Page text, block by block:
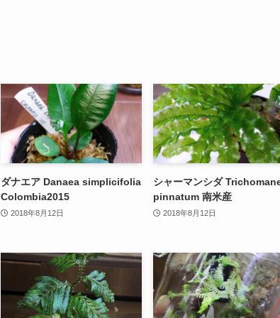
ダナエア Danaea simplicifolia
Colombia2015
2018年8月12日
シャーマンシダ
pinnatum 南米産
2018年8月12日